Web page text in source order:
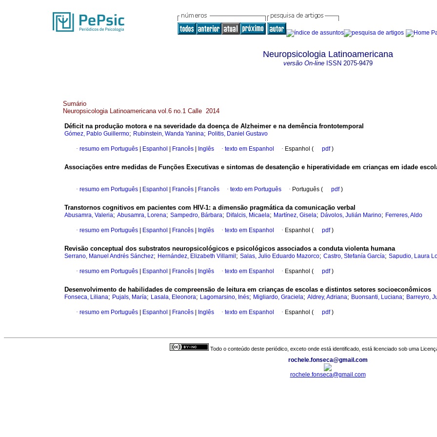
Neuropsicologia Latinoamericana
versão On-lineISSN 2075-9479
Sumário
Neuropsicologia Latinoamericana vol.6 no.1 Calle 2014
Déficit na produção motora e na severidade da doença de Alzheimer e na demência frontotemporal
Gómez, Pablo Guillermo; Rubinstein, Wanda Yanina; Politis, Daniel Gustavo
· resumo em Português Espanhol Francês Inglês · texto em Espanhol · Espanhol ( pdf)
Associações entre medidas de Funções Executivas e sintomas de desatenção e hiperatividade em crianças em idade
· resumo em Português Espanhol Francês Francês · texto em Português · Português ( pdf)
Transtornos cognitivos em pacientes com HIV-1: a dimensão pragmática da comunicação verbal
Abusamra, Valeria; Abusamra, Lorena; Sampedro, Bárbara; Difalcis, Micaela; Martínez, Gisela; Dávolos, Julián Marino; Ferreres, Aldo
· resumo em Português Espanhol Francês Inglês · texto em Espanhol · Espanhol ( pdf)
Revisão conceptual dos substratos neuropsicológicos e psicológicos associados a conduta violenta humana
Serrano, Manuel Andrés Sánchez; Hernández, Elizabeth Villamil ; Salas, Julio Eduardo Mazorco; Castro, Stefanía García; Sapudio, Laura
· resumo em Português Espanhol Francês Inglês · texto em Espanhol · Espanhol ( pdf)
Desenvolvimento de habilidades de compreensão de leitura em crianças de escolas e distintos setores socioeconômicos
Fonseca, Liliana; Pujals, María; Lasala, Eleonora; Lagomarsino, Inés; Migliardo, Graciela; Aldrey, Adriana; Buonsanti, Luciana; Barreyro,
· resumo em Português Espanhol Francês Inglês · texto em Espanhol · Espanhol ( pdf)
Todo o conteúdo deste periódico, exceto onde está identificado, está licenciado sob uma
rochele.fonseca@gmail.com
rochele.fonseca@gmail.com